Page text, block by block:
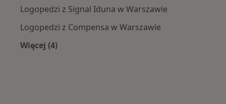
Logopedzi z Signal Iduna w Warszawie
Logopedzi z Compensa w Warszawie
Więcej (4)